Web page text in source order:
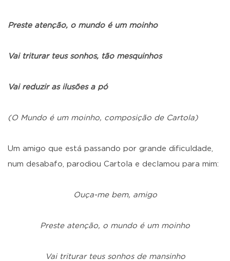
Preste atenção, o mundo é um moinho
Vai triturar teus sonhos, tão mesquinhos
Vai reduzir as ilusões a pó
(O Mundo é um moinho, composição de Cartola)
Um amigo que está passando por grande dificuldade,
num desabafo, parodiou Cartola e declamou para mim:
Ouça-me bem, amigo
Preste atenção, o mundo é um moinho
Vai triturar teus sonhos de mansinho